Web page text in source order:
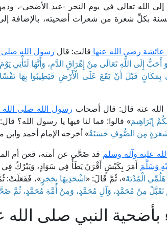
الله تعالى في يوم النحر -عيد الأضحى-،
شعرة من شعرات أضحيته، بالإضافة إلى
عائشة رضي الله عنها قالت: قال رسول الله صلى
إِلَى اللَّهِ تَعَالَى مِنْ إِهْرَاقِ الدَّمِ، وَأَنَّهَا لَتَأْتِي
بِمَكَانٍ قَبْلَ أَنْ يَقَعَ عَلَى الْأَرْضِ فَيَطِيبُوا بِهَا نَفْسًا
عنه قال: قال أصحاب رسول الله صلى الله
إِبْرَاهِيمَ» قالوا: فما لنا فيها يا رسول الله؟
مِنَ الصُّوفِ حَسَنَةٌ» أخرجه الإمام أحمد وابن
عليه وآله وسلم قد ضَحَّى عن أمته، فعن أم
وَسَلَّمَ أَمَرَ بِكَبْشٍ أَقْرَنَ يَطَأُ فِي سَوَادٍ، وَيَبْرُكُ
الْمُدْيَةَ»، ثُمَّ قَالَ: «اشْحَذِيهَا بِحَجَرٍ»، فَفَعَلَتْ:
تَقَبَّلْ مِنْ مُحَمَّدٍ، وَآلِ مُحَمَّدٍ، وَمِنْ أُمَّةِ مُحَمَّدٍ، ثُمَّ
بأضحية النبي صلى